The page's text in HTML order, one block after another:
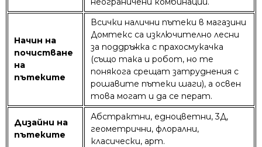
Начин на
почистване
на
пътеките
Всички налични пътеки в магазини
Домтекс са изключително лесни
за поддръжка с прахосмукачка
(също така и робот, но те
понякога срещат затруднения с
рошавите пътеки шаги), а освен
това могат и да се перат.
Дизайни на
пътеките
Абстрактни, едноцветни, 3Д,
геометрични, флорални,
класически, арт.